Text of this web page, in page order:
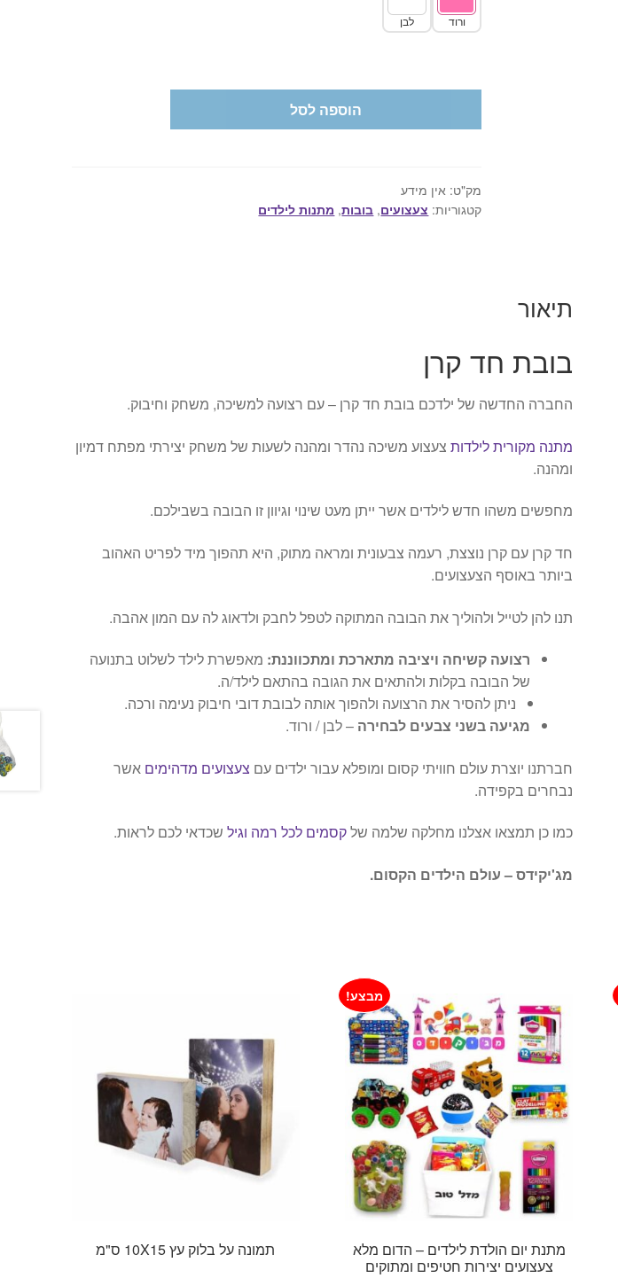
ורוד לבן
קרן
-
הוספה לסל
מק"ט: אין מידע
קטגוריות: צעצועים, בובות, מתנות לילדים
תיאור
בובת חד קרן
החברה החדשה של ילדכם בובת חד קרן – עם רצועה למשיכה, משחק וחיבוק.
מתנה מקורית לילדותצעצוע משיכה נהדר ומהנה לשעות של משחק יצירתי מפתח דמיון
ומהנה.
מחפשים משהו חדש לילדים אשר ייתן מעט שינוי וגיוון זו הבובה בשבילכם.
חד קרן עם קרן נוצצת, רעמה צבעונית ומראה מתוק, היא תהפוך מיד לפריט האהוב
ביותר באוסף הצעצועים.
תנו להן לטייל ולהוליך את הבובה המתוקה לטפל לחבק ולדאוג לה עם המון אהבה.
רצועה קשיחה ויציבה מתארכת ומתכווננת: מאפשרת לילד לשלוט בתנועה
של הבובה בקלות ולהתאים את הגובה בהתאם לילד/ה.
ניתן להסיר את הרצועה ולהפוך אותה לבובת דובי חיבוק נעימה ורכה.
מגיעה בשני צבעים לבחירה – לבן / ורוד.
חברתנו יוצרת עולם חוויתי קסום ומופלא עבור ילדים עם צעצועים מדהימים אשר
נבחרים בקפידה.
כמו כן תמצאו אצלנו מחלקה שלמה שלקסמים לכל רמה וגילשכדאי לכם לראות.
מג'יקידס – עולם הילדים הקסום.
מתנת יום הולדת לילדים – הדום מלא
צעצועים יצירות חטיפים ומתוקים
מבצע!
תמונה על בלוק עץ 10X15 ס"מ